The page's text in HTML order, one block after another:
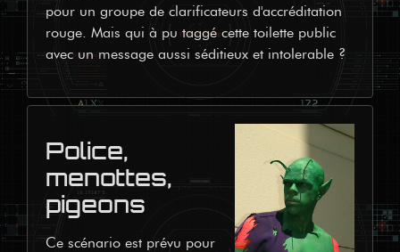
pour un groupe de clarificateurs d'accréditation
rouge. Mais qui à pu taggé cette toilette public
avec un message aussi séditieux et intolerable ?
Police,
menottes,
pigeons
Ce scénario est prévu pour